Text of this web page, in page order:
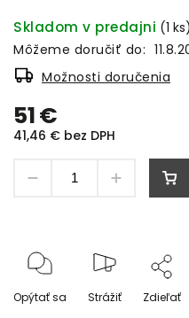
51 €
41,46 € bez DPH
Skladom v predajni (1 ks)
Môžeme doručiť do:
Možnosti doručenia
Opýtať sa Strážiť Zdieľať